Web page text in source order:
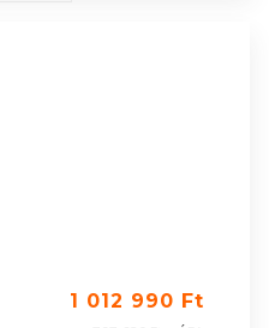
1 012 990 Ft